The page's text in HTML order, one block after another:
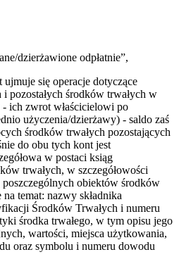
dzierżawione odpłatnie”,
się operacje dotyczące
pozostałych środków trwałych w
ich zwrot właścicielowi po
użyczenia/dzierżawy) - saldo zaś
środków trwałych pozostających
do obu tych kont jest
w postaci ksiąg
trwałych, w szczegółowości
obiektów środków
temat: nazwy składnika
Środków Trwałych i numeru
środka trwałego, w tym opisu jego
wartości, miejsca użytkowania,
oraz symbolu i numeru dowodu